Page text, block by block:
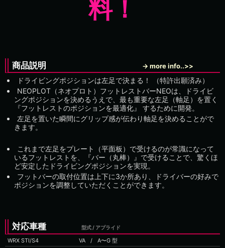
料！
商品説明 → more info..>>
ドライビングポジションは左足で決まる！ （特許出願済み）
NEOPLOT（ネオプロト）フットレストバーNEOは、ドライビ
ングポジションを決めるうえで、最も重要な左足（軸足）を置く
『フットレストのポジションを最適化』 するために開発。
左足を置いた瞬間にグリップ感が伝わり軸足を決めることがで
きます。
これまで左足をプレート（平面板）で受けるのが常識になって
いるフットレストを、『バー（丸棒）』で受けることで、驚くほ
ど安定したドライビングポジションを実現。
フットバーの取付位置は上下に3か所あり、ドライバーの好みで
ポジションを調整していただくことができます。
対応車種 型式 / アプライド
WRX STI/S4 VA /